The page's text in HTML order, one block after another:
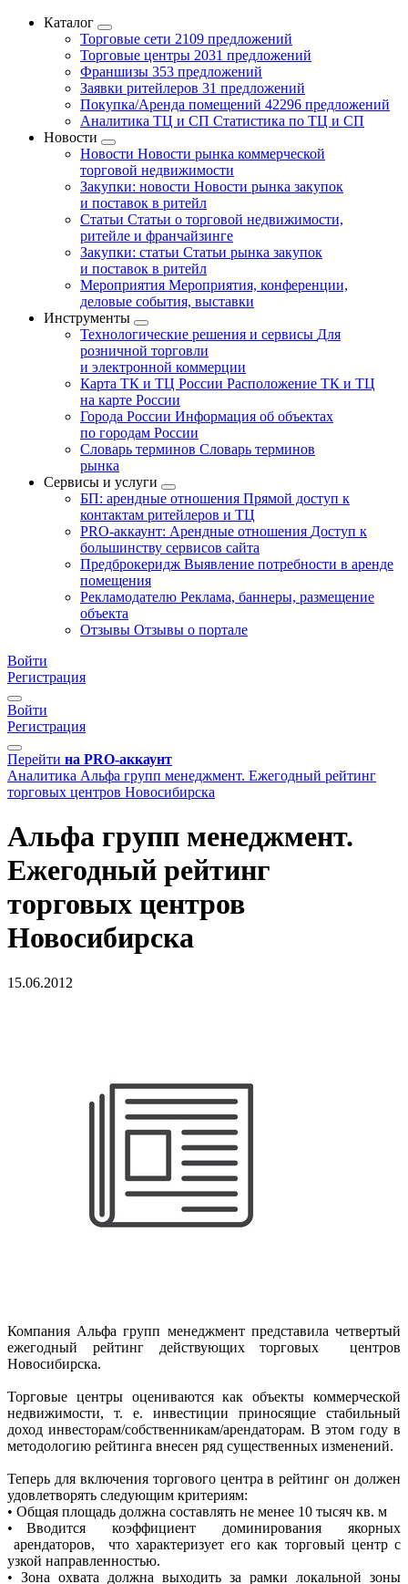
Каталог
Торговые сети 2109 предложений
Торговые центры 2031 предложений
Франшизы 353 предложений
Заявки ритейлеров 31 предложений
Покупка/Аренда помещений 42296 предложений
Аналитика ТЦ и СП Статистика по ТЦ и СП
Новости
Новости Новости рынка коммерческой
торговой недвижимости
Закупки: новости Новости рынка закупок
и поставок в ритейл
Статьи Статьи о торговой недвижимости,
ритейле и франчайзинге
Закупки: статьи Статьи рынка закупок
и поставок в ритейл
Мероприятия Мероприятия, конференции,
деловые события, выставки
Инструменты
Технологические решения и сервисы Для
розничной торговли
и электронной коммерции
Карта ТК и ТЦ России Расположение ТК и ТЦ
на карте России
Города России Информация об объектах
по городам России
Словарь терминов Словарь терминов
рынка
Сервисы и услуги
БП: арендные отношения Прямой доступ к
контактам ритейлеров и ТЦ
PRO-аккаунт: Арендные отношения Доступ к
большинству сервисов сайта
Предброкеридж Выявление потребности в аренде
помещения
Рекламодателю Реклама, баннеры, размещение
объекта
Отзывы Отзывы о портале
Войти
Регистрация
Войти
Регистрация
Перейти на PRO-аккаунт
Аналитика Альфа групп менеджмент. Ежегодный рейтинг
торговых центров Новосибирска
Альфа групп менеджмент.
Ежегодный рейтинг
торговых центров
Новосибирска
15.06.2012
Компания Альфа групп менеджмент представила четвертый
ежегодный рейтинг действующих торговых центров
Новосибирска.
Торговые центры оцениваются как объекты коммерческой
недвижимости, т. е. инвестиции приносящие стабильный
доход инвесторам/собственникам/арендаторам. В этом году в
методологию рейтинга внесен ряд существенных изменений.
Теперь для включения торгового центра в рейтинг он должен
удовлетворять следующим критериям:
• Общая площадь должна составлять не менее 10 тысяч кв. м
• Вводится коэффициент доминирования якорных
арендаторов, что характеризует его как торговый центр с
узкой направленностью.
• Зона охвата должна выходить за рамки локальной зоны